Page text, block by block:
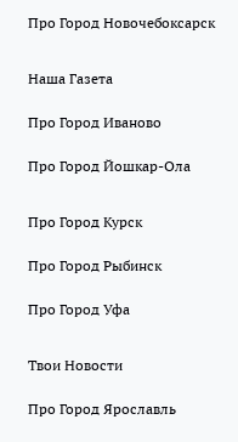
Про Город Новочебоксарск
Наша Газета
Про Город Иваново
Про Город Йошкар-Ола
Про Город Курск
Про Город Рыбинск
Про Город Уфа
Твои Новости
Про Город Ярославль